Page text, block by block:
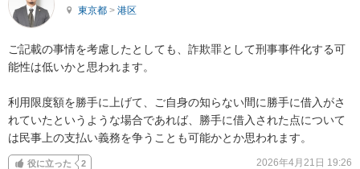
東京都 > 港区
ご記載の事情を考慮したとしても、詐欺罪として刑事事件化する可
能性は低いかと思われます。
利用限度額を勝手に上げて、ご自身の知らない間に勝手に借入がさ
れていたというような場合であれば、勝手に借入された点について
は民事上の支払い義務を争うことも可能かとか思われます。
役に立った 2 2026年4月21日 19:26